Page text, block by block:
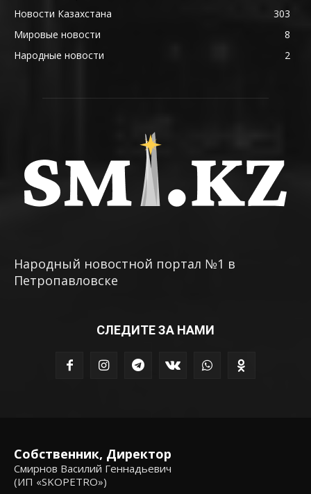
Новости Казахстана
303
Мировые новости
8
Народные новости
2
Народный новостной портал №1 в
Петропавловске
СЛЕДИТЕ ЗА НАМИ
Собственник, Директор
Смирнов Василий Геннадьевич
(ИП «SKOPETRO»)